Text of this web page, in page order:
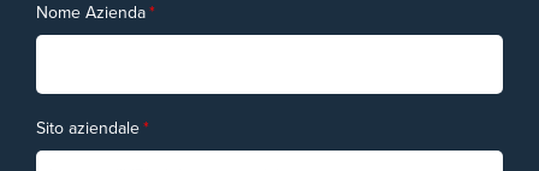
Nome Azienda*
Sito aziendale*